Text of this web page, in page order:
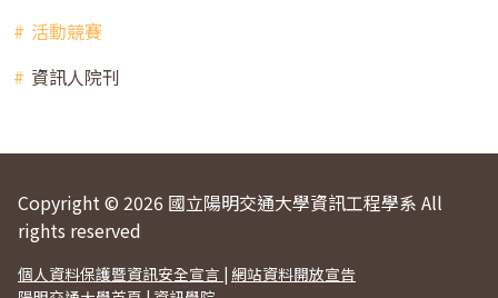
活動競賽
資訊人院刊
Copyright © 2026 國立陽明交通大學資訊工程學系 All
rights reserved
個人資料保護暨資訊安全宣言 | 網站資料開放宣告